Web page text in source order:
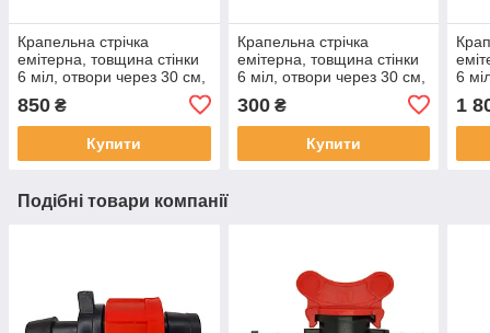
Крапельна стрічка
емітерна, товщина стінки
6 міл, отвори через 30 см,
довжина 500 м.
850 ₴
Купити
Крапельна стрічка
емітерна, товщина стінки
6 міл, отвори через 30 см,
довжина 100 м.
300₴
Купити
6
1
Подібні товари компанії